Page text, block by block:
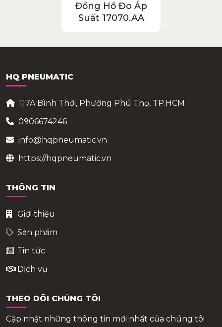
Đồng Hồ Đo Áp
Suất 17070.AA
HQ PNEUMATIC
117A Bình Thới, Phường Phú Thọ, TP.HCM
0906674246
info@hqpneumatic.vn
https://hqpneumatic.vn
THÔNG TIN
Giới thiệu
Sản phẩm
Tin tức
Dịch vụ
THEO DÕI CHÚNG TÔI
Cập nhật những thông tin mới nhất của chúng tôi